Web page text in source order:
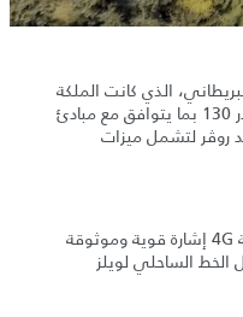
الذي كانت الملكة
راعية له لمدة 70 عامًا، تتماشى ديفيندر 130 بما يتوافق مع مبادئ
روڤر لتشمل ميزات
يوفر الهوائي المحسن المتصل بتقنية 4G إشارة قوية وموثوقة
الساحلي لويلز